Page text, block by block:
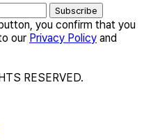
Subscribe
you confirm that you
our Privacy Policy and
RESERVED.